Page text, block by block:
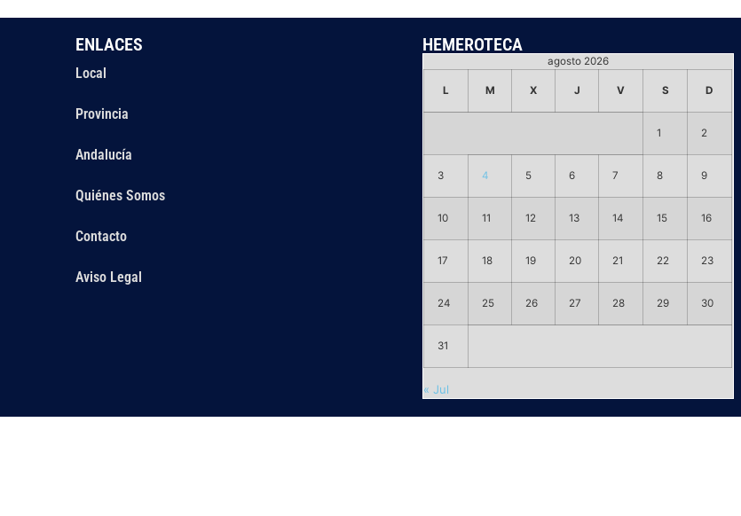
ENLACES
Local
Provincia
Andalucía
Quiénes Somos
Contacto
Aviso Legal
HEMEROTECA
agosto 2026
L M X J V S D
1 2
3 4 5 6 7 8 9
10 11 12 13 14 15 16
17 18 19 20 21 22 23
24 25 26 27 28 29 30
31
« Jul